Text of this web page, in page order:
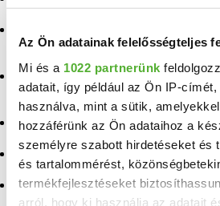
Az Ön adatainak felelősségteljes
Mi és a 1022 partnerünk
adatait, így például az Ön IP-
használva, mint a sütik,
hozzáférünk az Ön adataihoz a
személyre szabott hirdetéseket és
és tartalommérést,
termékfejlesztéseket
arról, hogy ki használja az adatait
Nagykamarás
Eladó ingatlan
Csárdaszállás
Eladó ingatlan Kőröshegy
Eladó ingatlan Zsadány
Eladó ingatlan
Felsőmocsolád